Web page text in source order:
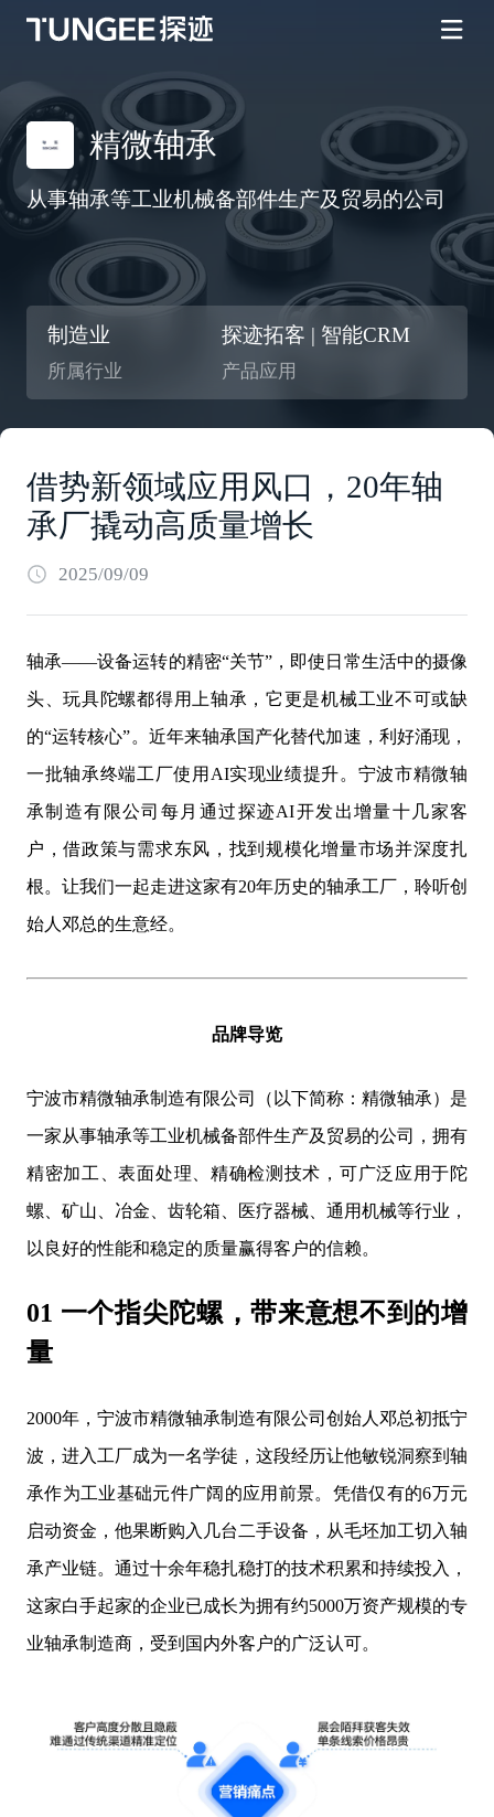
精微轴承
从事轴承等工业机械备部件生产及贸易的公司
制造业
所属行业
探迹拓客 | 智能CRM
产品应用
借势新领域应用风口，20年轴
承厂撬动高质量增长
2025/09/09
轴承——设备运转的精密“关节”，即使日常生活中的摄像
头、玩具陀螺都得用上轴承，它更是机械工业不可或缺
的“运转核心”。近年来轴承国产化替代加速，利好涌现，
一批轴承终端工厂使用AI实现业绩提升。宁波市精微轴
承制造有限公司每月通过探迹AI开发出增量十几家客
户，借政策与需求东风，找到规模化增量市场并深度扎
根。让我们一起走进这家有20年历史的轴承工厂，聆听创
始人邓总的生意经。
品牌导览
宁波市精微轴承制造有限公司（以下简称：精微轴承）是
一家从事轴承等工业机械备部件生产及贸易的公司，拥有
精密加工、表面处理、精确检测技术，可广泛应用于陀
螺、矿山、冶金、齿轮箱、医疗器械、通用机械等行业，
以良好的性能和稳定的质量赢得客户的信赖。
01 一个指尖陀螺，带来意想不到的增
量
2000年，宁波市精微轴承制造有限公司创始人邓总初抵宁
波，进入工厂成为一名学徒，这段经历让他敏锐洞察到轴
承作为工业基础元件广阔的应用前景。凭借仅有的6万元
启动资金，他果断购入几台二手设备，从毛坯加工切入轴
承产业链。通过十余年稳扎稳打的技术积累和持续投入，
这家白手起家的企业已成长为拥有约5000万资产规模的专
业轴承制造商，受到国内外客户的广泛认可。